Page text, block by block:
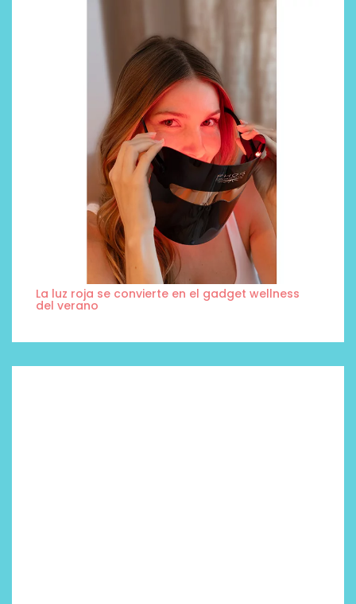
La luz roja se convierte en el gadget wellness
del verano